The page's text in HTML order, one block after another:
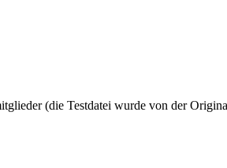
(die Testdatei wurde von der